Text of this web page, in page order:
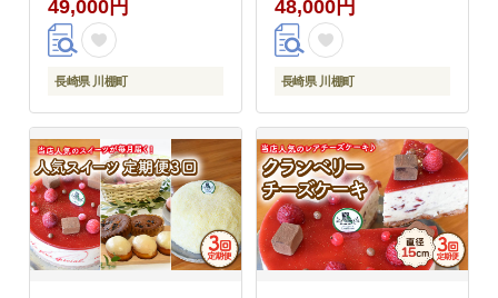
ー対応 ヘルシー コレス
テロールゼロ ソイミル
ク 健康 乳製品不使用
低カロリー パック【大
49,000円
長崎県 川棚町
ー対応 ヘルシー コレス
テロールゼロ ソイミル
ク 健康 乳製品不使用
低カロリー パック【大
48,000円
長崎県 川棚町